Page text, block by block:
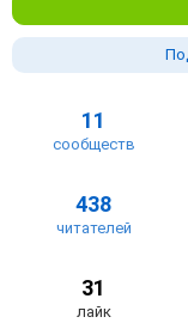
11
сообществ
438
читателей
31
лайк